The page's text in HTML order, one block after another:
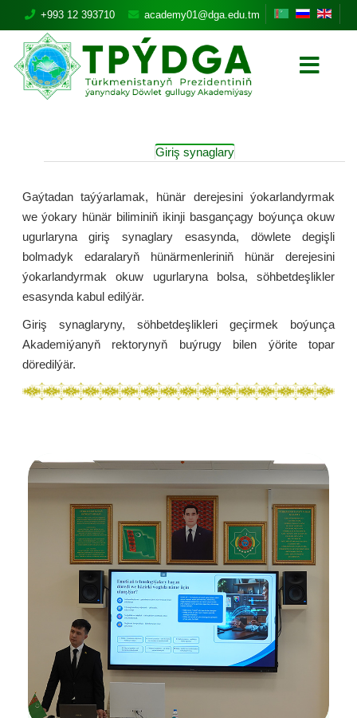
+993 12 393710 academy01@dga.edu.tm
Giriş synaglary
Gaýtadan taýýarlamak, hünär derejesini ýokarlandyrmak
we ýokary hünär biliminiň ikinji basgançagy boýunça okuw
ugurlaryna giriş synaglary esasynda, döwlete degişli
bolmadyk edaralaryň hünärmenleriniň hünär derejesini
ýokarlandyrmak okuw ugurlaryna bolsa, söhbetdeşlikler
esasynda kabul edilýär.
Giriş synaglaryny, söhbetdeşlikleri geçirmek boýunça
Akademiýanyň rektorynyň buýrugy bilen ýörite topar
döredilýär.